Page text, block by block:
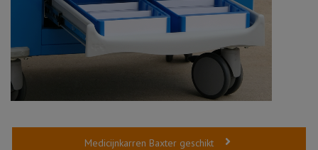
Medicijnkarren Baxter geschikt